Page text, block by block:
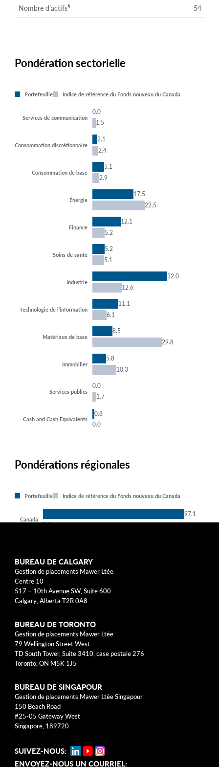
Nombre d’actifs§ 54
Pondération sectorielle
Portefeuille Indice de référence du Fonds nouveau du Canada
Services de communication
Consommation discrétionnaire
Consommation de base
Énergie
Finance
Soins de santé
Industrie
Technologie de l’information
Matériaux de base
Immobilier
Services publics
Cash and Cash Equivalents
0.0
1.5
2.1
2.4
5.1
2.9
17.5
22.5
12.1
5.2
5.2
5.1
32.0
12.6
11.1
6.1
8.5
29.8
5.8
10.3
0.0
1.7
0.8
0.0
Pondérations régionales
Portefeuille Indice de référence du Fonds nouveau du Canada
Canada
97.1
0.0
Clause de non-responsabilité
dépenses pour la période visée et est exprimé en pourcentage
annualisé de l’actif net quotidien au cours de la période.
†Le ratio des frais de négociation représente le total des
commissions et autres coûts de transactions de portefeuille,
exprimé en pourcentage annualisé de l’actif net quotidien au cours
‡Les rendements sont présentés pour les fonds communs de
placement de la série A et sont calculés sans frais. Les rendements
BUREAU DE CALGARY
Gestion de placements Mawer Ltée
Centre 10
517 – 10th Avenue SW, Suite 600
Calgary, Alberta T2R 0A8
BUREAU DE TORONTO
Gestion de placements Mawer Ltée
79 Wellington Street West
TD South Tower, Suite 3410, case postale 276
Toronto, ON M5K 1J5
BUREAU DE SINGAPOUR
Gestion de placements Mawer Ltée Singapour
150 Beach Road
#25-05 Gateway West
Singapore, 189720
SUIVEZ-NOUS:
ENVOYEZ-NOUS UN COURRIEL: